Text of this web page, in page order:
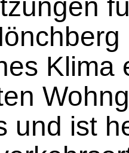
Klima
und ist